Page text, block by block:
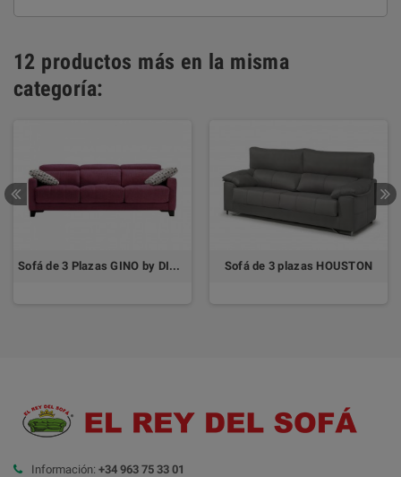
12 productos más en la misma
categoría:
Sofá de 3 Plazas GINO by DIVANI Sofá de 3 plazas HOUSTON
Información: +34 963 75 33 01